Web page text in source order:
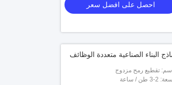
احصل على افضل سعر
البناء الصناعية متعددة الوظائف
تقطيع رمح مزدوج
2-3 طن / ساعة